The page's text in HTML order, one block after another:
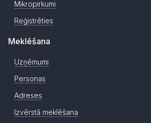
Mikropirkumi
Reģistrēties
Meklēšana
Uzņēmumi
Personas
Adreses
Izvērstā meklēšana